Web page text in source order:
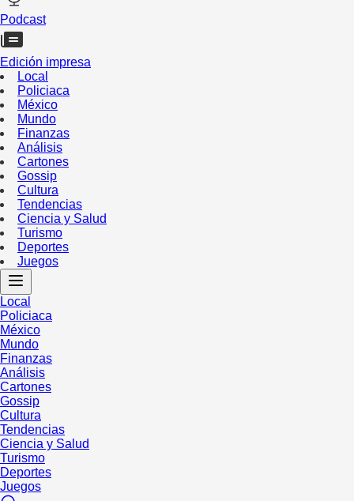
Podcast
Edición impresa
Local
Policiaca
México
Mundo
Finanzas
Análisis
Cartones
Gossip
Cultura
Tendencias
Ciencia y Salud
Turismo
Deportes
Juegos
Local
Policiaca
México
Mundo
Finanzas
Análisis
Cartones
Gossip
Cultura
Tendencias
Ciencia y Salud
Turismo
Deportes
Juegos